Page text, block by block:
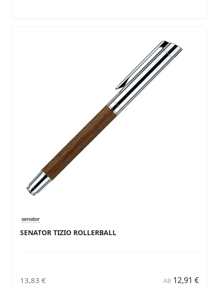
SENATOR TIZIO ROLLERBALL
13,83 € AB 12,91 €